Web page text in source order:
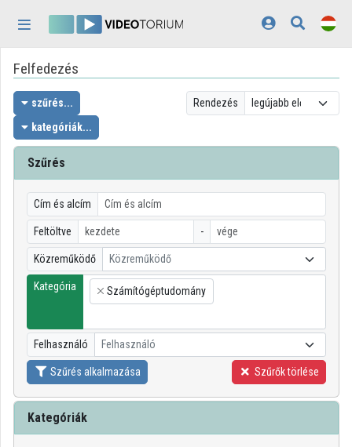
Kezdőlap
Bejelentkezés
Felfedezés
Kategóriák
Lejátszási listák
Intézmények
Közreműködők
világos
Felfedezés
szűrés...
kategóriák...
Rendezés
Szűrés
Cím és alcím
Feltöltve -
Közreműködő Közreműködő
Kategória
×
Számítógéptudomány
Felhasználó Felhasználó
Szűrés alkalmazása Szűrők törlése
Kategóriák